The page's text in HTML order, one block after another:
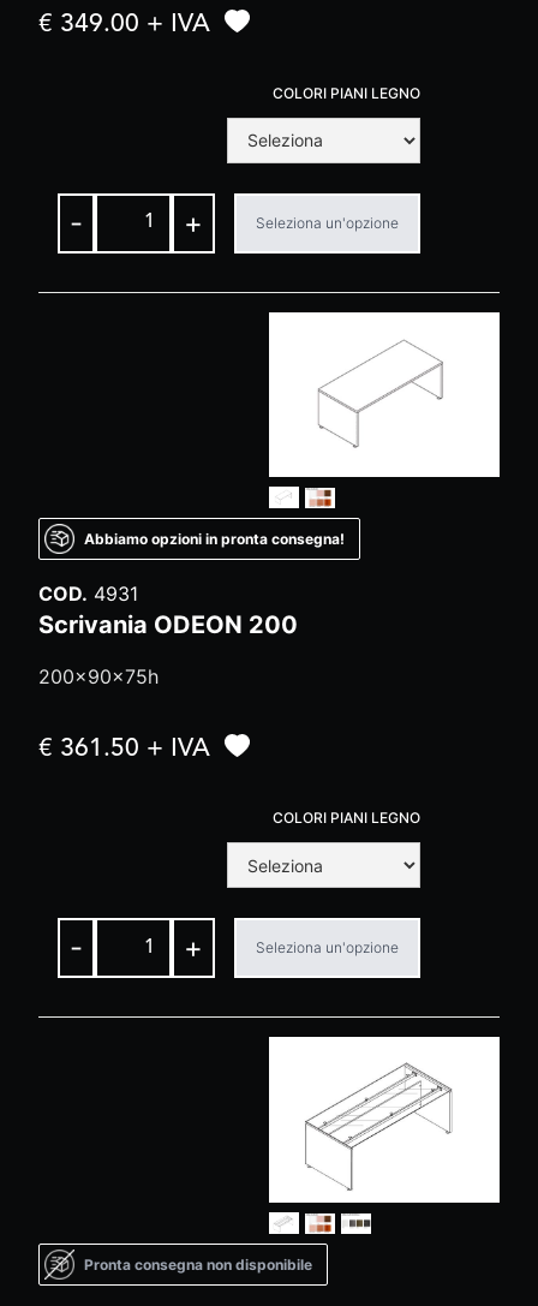
€ 349.00 + IVA
COLORI PIANI LEGNO
- + Seleziona un'opzione
Abbiamo opzioni in pronta consegna!
COD. 4931
Scrivania ODEON 200
200x90x75h
€ 361.50 + IVA
COLORI PIANI LEGNO
- + Seleziona un'opzione
Pronta consegna non disponibile